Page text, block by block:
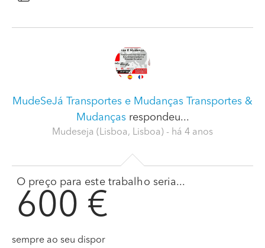
MudeSeJá Transportes e Mudanças Transportes &
Mudançasrespondeu...
Mudeseja (Lisboa, Lisboa) - há 4 anos
O preço para este trabalho seria...
600 €
sempre ao seu dispor